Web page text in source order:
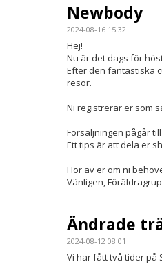
Newbody
2024-08-16 15:32
Hej!
Nu är det dags för
Efter den fantastiska
resor.
Ni registrerar er som
Försäljningen pågår
Ett tips är att dela er
Hör av er om ni
Vänligen,
Ändrade
2024-08-12 08:01
Vi har fått två tider på